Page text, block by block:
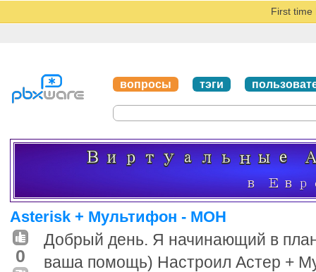
First time
вопросы тэги
Asterisk + Мультифон - MOH
0
Добрый день. Я начинающий в
ваша помощь) Настроил Астер +